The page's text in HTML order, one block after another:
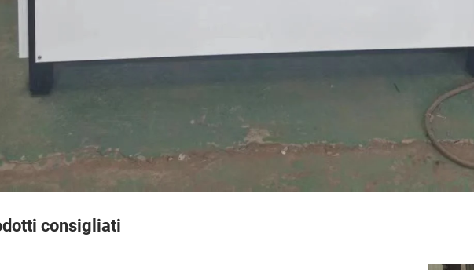
consigliati